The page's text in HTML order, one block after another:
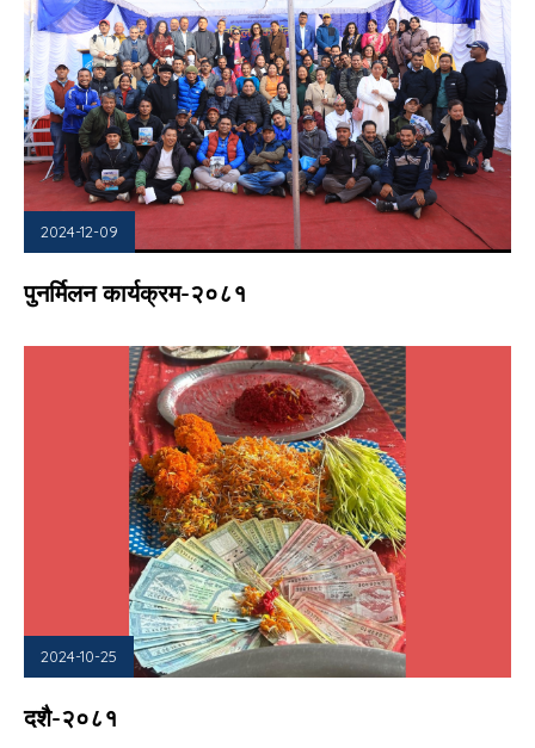
2024-12-09
पुनर्मिलन कार्यक्रम-२०८१
2024-10-25
दशै-२०८१